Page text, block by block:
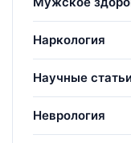
Наркология
Научные статьи
Неврология